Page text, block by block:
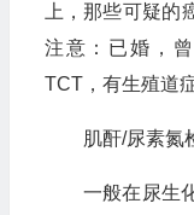
上，那些可疑的
注意：已婚，
TCT，有生殖道
肌酐/尿素氮
一般在尿生